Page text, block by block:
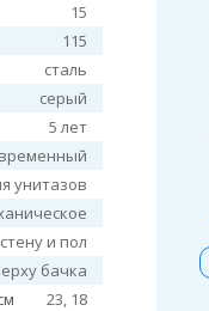
15
115
сталь
серый
5 лет
унитазов
и пол
бачка
23, 18